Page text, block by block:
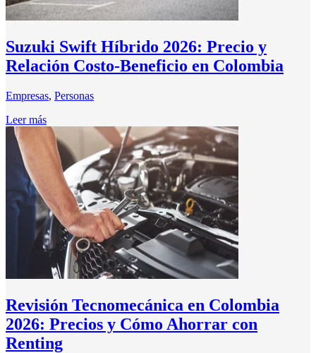
Suzuki Swift Híbrido 2026: Precio y
Relación Costo-Beneficio en Colombia
Empresas, Personas
Leer más
Revisión Tecnomecánica en Colombia
2026: Precios y Cómo Ahorrar con
Renting